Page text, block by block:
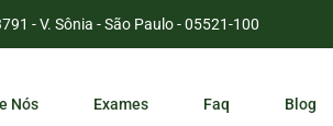
- V. Sônia - São Paulo - 05521-100
Nós Exames Faq Blog